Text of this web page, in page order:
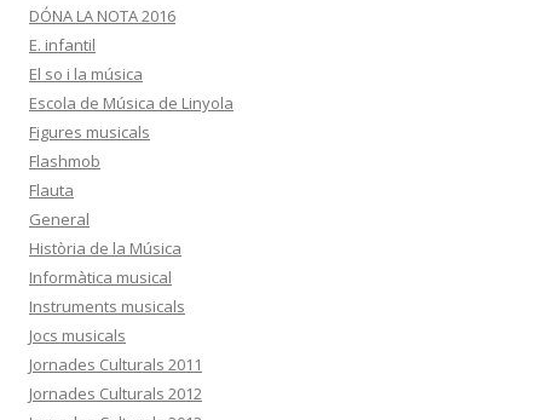
DÓNA LA NOTA 2016
E. infantil
El so i la música
Escola de Música de Linyola
Figures musicals
Flashmob
Flauta
General
Història de la Música
Informàtica musical
Instruments musicals
Jocs musicals
Jornades Culturals 2011
Jornades Culturals 2012